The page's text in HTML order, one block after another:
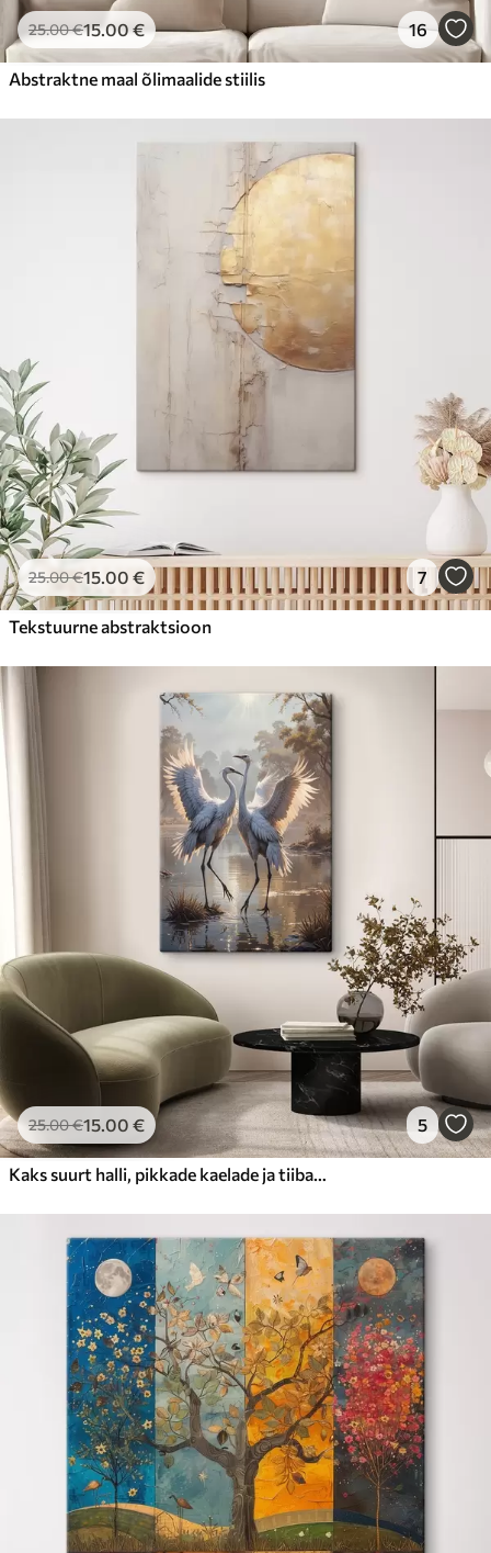
25.00€15.00€ 16
Abstraktne maal õlimaalide stiilis
25.00€15.00 € 7
Tekstuurne abstraktsioon
25.00€15.00 € 5
Kaks suurt halli, pikkade kaelade ja tiibadega kraanat, mis seisavad puudest ümbritsetud udujärves